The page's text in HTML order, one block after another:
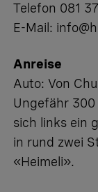
Telefon 081
E-Mail:
Anreise
Auto: Von
Ungefähr
sich links ein
in rund zwei
«Heimeli».